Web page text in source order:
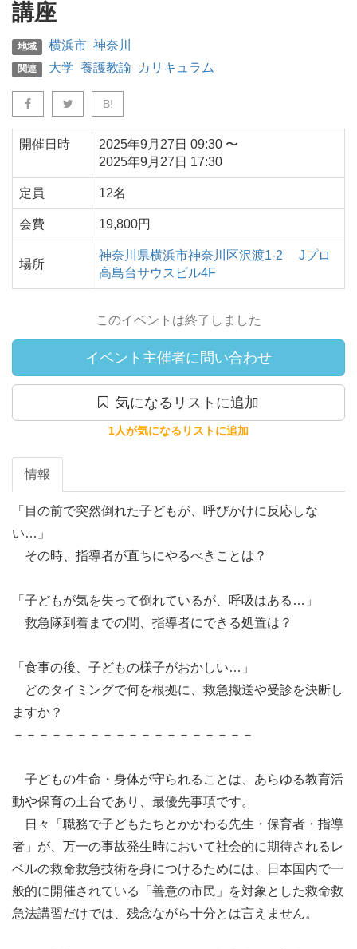
講座
地域 横浜市 神奈川
関連 大学 養護教諭 カリキュラム
B!
開催日時 2025年9月27日 09:30 〜
2025年9月27日 17:30
定員 12名
会費 19,800円
場所
神奈川県横浜市神奈川区沢渡1-2
Jプロ
高島台サウスビル4F
このイベントは終了しました
イベント主催者に問い合わせ
気になるリストに追加
1人が気になるリストに追加
情報
「目の前で突然倒れた子どもが、呼びかけに反応しな
い…」
その時、指導者が直ちにやるべきことは？
「子どもが気を失って倒れているが、呼吸はある…」
救急隊到着までの間、指導者にできる処置は？
「食事の後、子どもの様子がおかしい…」
どのタイミングで何を根拠に、救急搬送や受診を決断し
ますか？
－－－－－－－－－－－－－－－－－－－
子どもの生命・身体が守られることは、あらゆる教育活
動や保育の土台であり、最優先事項です。
日々「職務で子どもたちとかかわる先生・保育者・指導
者」が、万一の事故発生時において社会的に期待されるレ
ベルの救命救急技術を身につけるためには、日本国内で一
般的に開催されている「善意の市民」を対象とした救命救
急法講習だけでは、残念ながら十分とは言えません。